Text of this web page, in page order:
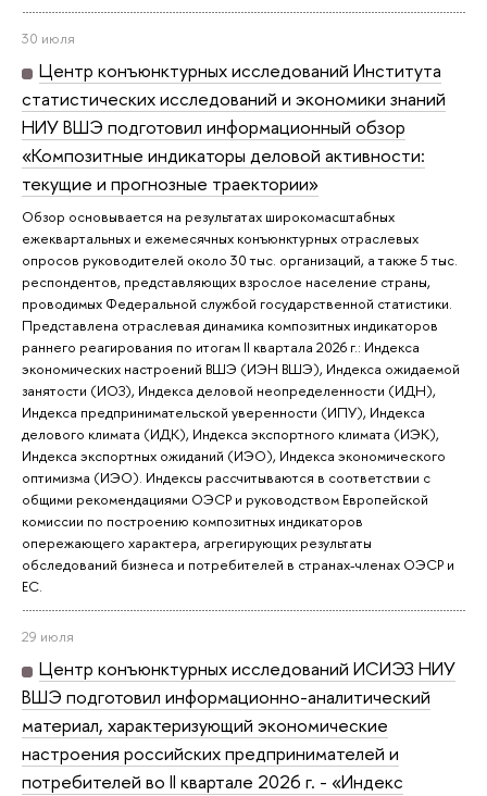
30 июля
Центр конъюнктурных исследований Института
статистических исследований и экономики знаний
НИУ ВШЭ подготовил информационный обзор
«Композитные индикаторы деловой активности:
текущие и прогнозные траектории»
Обзор основывается на результатах широкомасштабных
ежеквартальных и ежемесячных конъюнктурных отраслевых
опросов руководителей около 30 тыс. организаций, а также 5 тыс.
респондентов, представляющих взрослое население страны,
проводимых Федеральной службой государственной статистики.
Представлена отраслевая динамика композитных индикаторов
раннего реагирования по итогам II квартала 2026 г.: Индекса
экономических настроений ВШЭ (ИЭН ВШЭ), Индекса ожидаемой
занятости (ИОЗ), Индекса деловой неопределенности (ИДН),
Индекса предпринимательской уверенности (ИПУ), Индекса
делового климата (ИДК), Индекса экспортного климата (ИЭК),
Индекса экспортных ожиданий (ИЭО), Индекса экономического
оптимизма (ИЭО). Индексы рассчитываются в соответствии с
общими рекомендациями ОЭСР и руководством Европейской
комиссии по построению композитных индикаторов
опережающего характера, агрегирующих результаты
обследований бизнеса и потребителей в странах-членах ОЭСР и
ЕС.
29 июля
Центр конъюнктурных исследований ИСИЭЗ НИУ
ВШЭ подготовил информационно-аналитический
материал, характеризующий экономические
настроения российских предпринимателей и
потребителей во II квартале 2026 г. - «Индекс